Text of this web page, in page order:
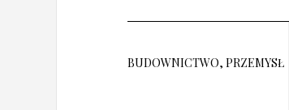
BUDOWNICTWO, PRZEMYSŁ